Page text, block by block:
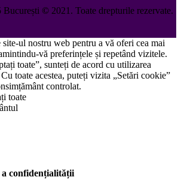
București ©️2021. Toate drepturile rezervate.
ul nostru web pentru a vă oferi cea mai
vă preferințele și repetând vizitele.
toate”, sunteți de acord cu utilizarea
toate acestea, puteți vizita „Setări cookie”
controlat.
toate
a confidențialității